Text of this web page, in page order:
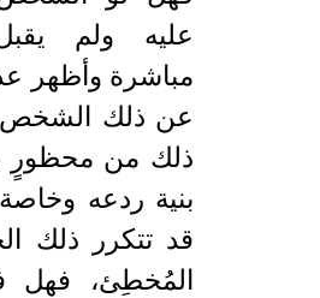
عليه ولم
مباشرة وأظهر
عن ذلك
ذلك من
بنية ردعه
قد تتكرر ذلك
المُخطِئ، فهل